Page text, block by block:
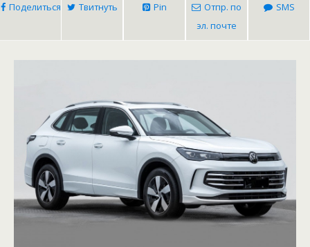
Поделиться Твитнуть Pin
Отпр. по
эл. почте
SMS